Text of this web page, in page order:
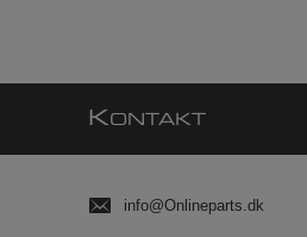
KONTAKT
info@Onlineparts.dk